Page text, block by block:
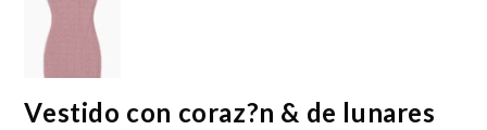
Vestido con coraz?n & de lunares